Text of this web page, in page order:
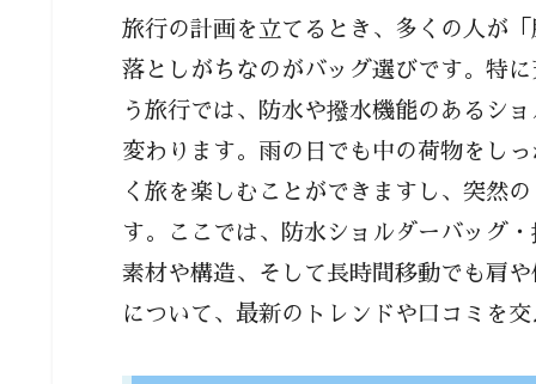
防水と撥水の違いを理解
長時間の移動でも疲れにく
ショルダーベルトの幅と
体にフィットする調整機
クロスボディ（斜め掛け
最新トレンド：人間工
まとめとしてのアクショ
旅行の計画を立てるとき、多くの人が
落としがちなのがバッグ選びです。特
う旅行では、防水や撥水機能のあるシ
変わります。雨の日でも中の荷物をし
く旅を楽しむことができますし、突然
す。ここでは、防水ショルダーバッグ
素材や構造、そして長時間移動でも肩
について、最新のトレンドや口コミを